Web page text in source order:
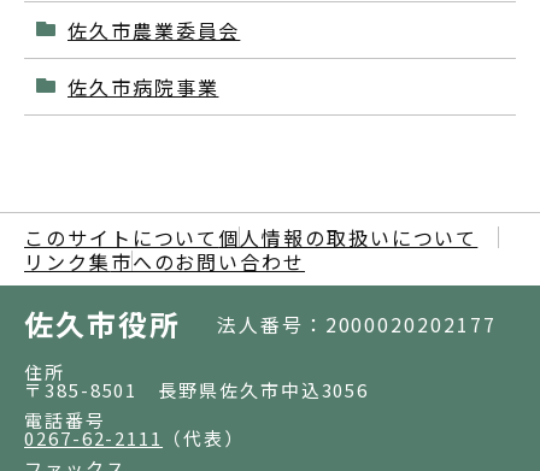
佐久市農業委員会
佐久市病院事業
このサイトについて 個人情報の取扱いについて
リンク集市へのお問い合わせ
佐久市役所 法人番号：2000020202177
住所
〒385-8501 長野県佐久市中込3056
電話番号
0267-62-2111
（代表）